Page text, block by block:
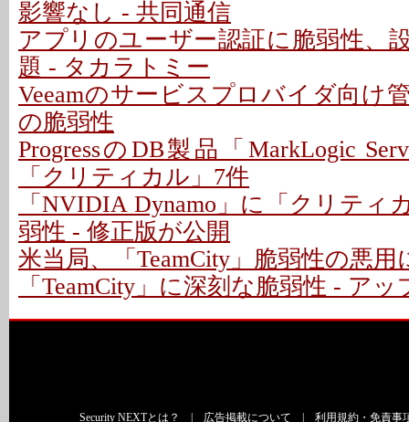
影響なし - 共同通信
アプリのユーザー認証に脆弱性、
題 - タカラトミー
Veeamのサービスプロバイダ向け
の脆弱性
ProgressのDB製品「MarkLogic
「クリティカル」7件
「NVIDIA Dynamo」に「クリティ
弱性 - 修正版が公開
米当局、「TeamCity」脆弱性の悪用
「TeamCity」に深刻な脆弱性 - ア
Security NEXTとは？ 広告掲載について 利用規約・免責事